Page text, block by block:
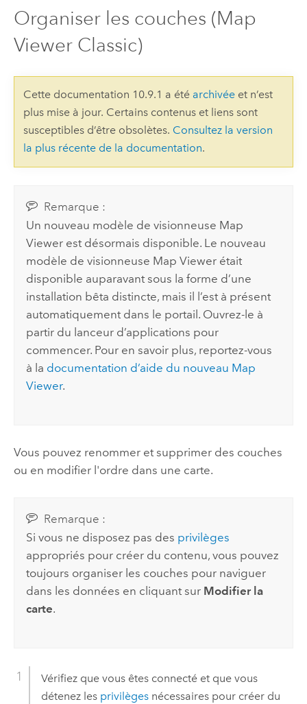
Organiser les couches (Map
Viewer Classic)
Cette documentation 10.9.1 a été archivéeet n’est
plus mise à jour. Certains contenus et liens sont
susceptibles d’être obsolètes. Consultez la version
la plus récente de la documentation.
Remarque :
Un nouveau modèle de visionneuse Map
Viewer est désormais disponible. Le nouveau
modèle de visionneuse Map Viewer était
disponible auparavant sous la forme d’une
installation bêta distincte, mais il l’est à présent
automatiquement dans le portail. Ouvrez-le à
partir du lanceur d’applications pour
commencer. Pour en savoir plus, reportez-vous
à la documentation d’aide du nouveau Map
Viewer.
Vous pouvez renommer et supprimer des couches
ou en modifier l'ordre dans une carte.
Remarque :
Si vous ne disposez pas des privilèges
appropriés pour créer du contenu, vous pouvez
toujours organiser les couches pour naviguer
dans les données en cliquant sur Modifier la
carte.
Vérifiez que vous êtes connecté et que vous
détenez les privilègesnécessaires pour créer du